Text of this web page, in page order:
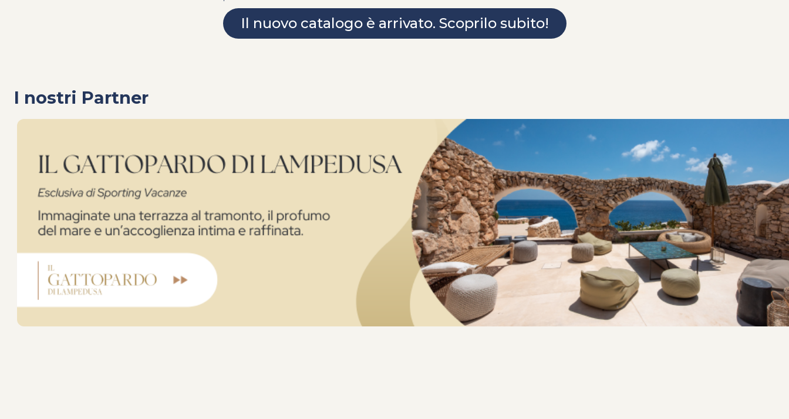
Il nuovo catalogo è arrivato. Scoprilo subito!
I nostri Partner